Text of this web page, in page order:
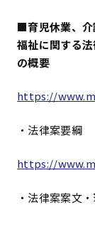
■育児休業、介
福祉に関する
の概要
https://
・法律案要綱
https://
・法律案案文